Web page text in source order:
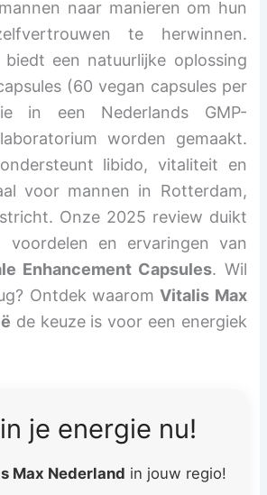
naar manieren om hun
te herwinnen.
een natuurlijke oplossing
(60 vegan capsules per
in een Nederlands GMP-
worden gemaakt.
libido, vitaliteit en
voor mannen in Rotterdam,
Onze 2025 review duikt
en ervaringen van
Enhancement Capsules. Wil
Ontdek waaromVitalis Max
de keuze is voor een energiek
je energie nu!
Max Nederland in jouw regio!